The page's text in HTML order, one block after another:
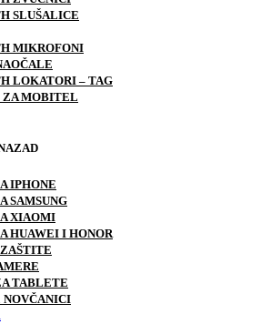
SLUŠALICE
MIKROFONI
LOKATORI – TAG
ZA MOBITEL
IPHONE
SAMSUNG
XIAOMI
HUAWEI I HONOR
TABLETE